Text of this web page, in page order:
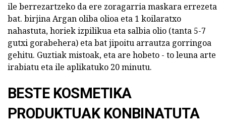
ile berrezartzeko da ere zoragarria maskara errezeta
bat. birjina Argan oliba olioa eta 1 koilaratxo
nahastuta, horiek izpilikua eta salbia olio (tanta 5-7
gutxi gorabehera) eta bat jipoitu arrautza gorringoa
gehitu. Guztiak mistoak, eta are hobeto - to leuna arte
irabiatu eta ile aplikatuko 20 minutu.
BESTE KOSMETIKA
PRODUKTUAK KONBINATUTA